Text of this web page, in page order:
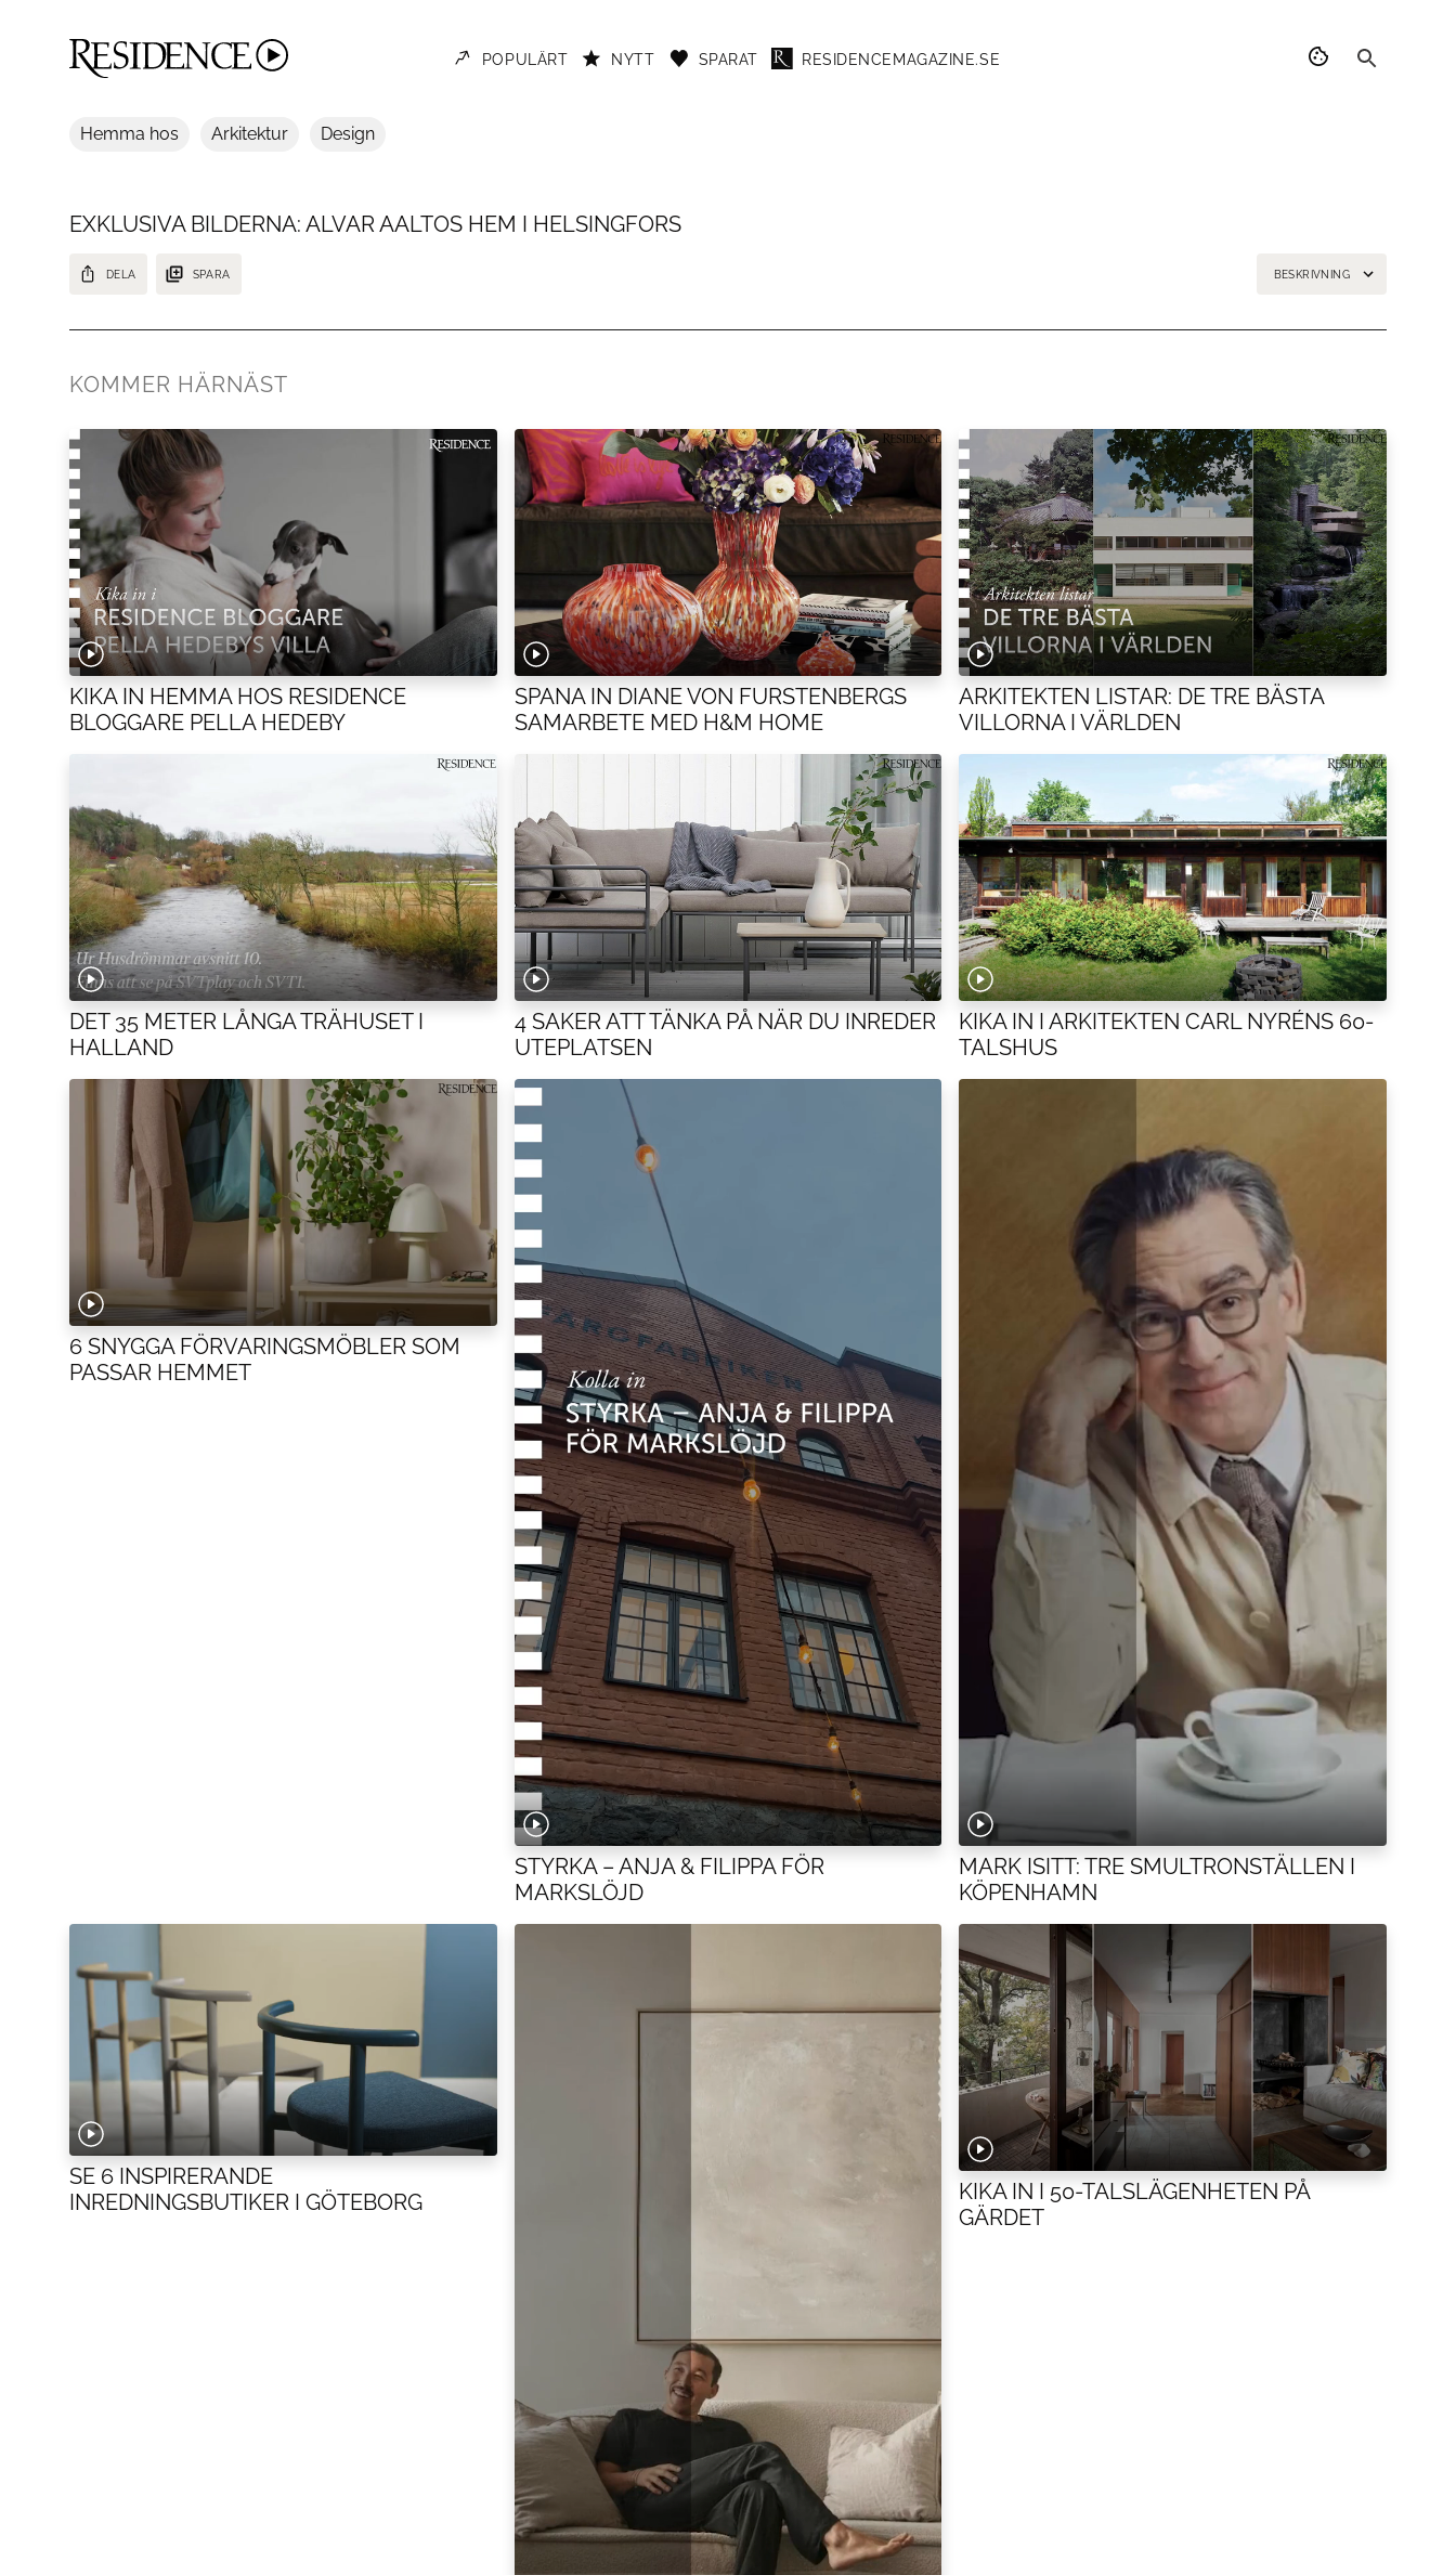
POPULÄRT NYTT SPARAT RESIDENCEMAGAZINE.SE
Hemma hos Arkitektur Design
EXKLUSIVA BILDERNA: ALVAR AALTOS HEM I HELSINGFORS
DELA SPARA BESKRIVNING
KOMMER HÄRNÄST
KIKA IN HEMMA HOS RESIDENCE
BLOGGARE PELLA HEDEBY
SPANA IN DIANE VON FURSTENBERGS
SAMARBETE MED H&M HOME
ARKITEKTEN LISTAR: DE TRE BÄSTA
VILLORNA I VÄRLDEN
DET 35 METER LÅNGA TRÄHUSET I
HALLAND
4 SAKER ATT TÄNKA PÅ NÄR DU INREDER
UTEPLATSEN
KIKA IN I ARKITEKTEN CARL NYRÉNS 60-
TALSHUS
6 SNYGGA FÖRVARINGSMÖBLER SOM
PASSAR HEMMET
STYRKA – ANJA & FILIPPA FÖR
MARKSLÖJD
MARK ISITT: TRE SMULTRONSTÄLLEN I
KÖPENHAMN
SE 6 INSPIRERANDE
INREDNINGSBUTIKER I GÖTEBORG
KIKA IN I 50-TALSLÄGENHETEN PÅ
GÄRDET